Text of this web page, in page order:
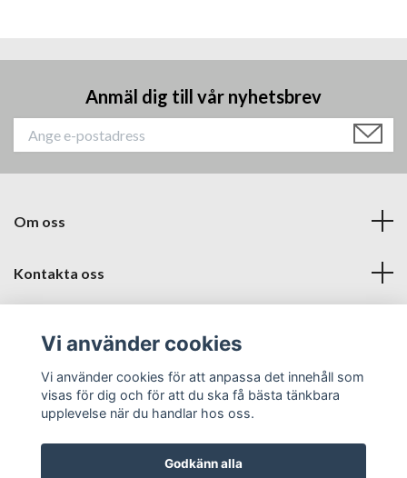
Anmäl dig till vår nyhetsbrev
Om oss
Kontakta oss
Sociala medier
Vi använder cookies
Vi använder cookies för att anpassa det innehåll som
visas för dig och för att du ska få bästa tänkbara
upplevelse när du handlar hos oss.
Godkänn alla